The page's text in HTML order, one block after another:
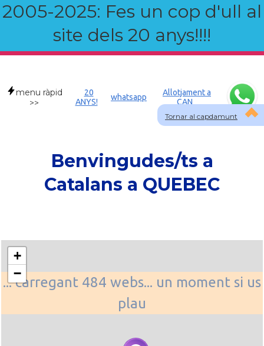
2005-2025: Fes un cop d'ull al
site dels 20 anys!!!!
Tornar al capdamunt
menu ràpid
>>
20
ANYS!
whatsapp
Allotjament a
CAN
Benvingudes/ts a
Catalans a QUEBEC
... carregant 484 webs... un moment si us
plau
+
−